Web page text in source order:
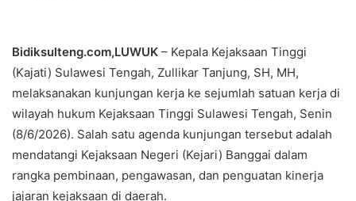
Bidiksulteng.com,LUWUK – Kepala Kejaksaan Tinggi
(Kajati) Sulawesi Tengah, Zullikar Tanjung, SH, MH,
melaksanakan kunjungan kerja ke sejumlah satuan kerja di
wilayah hukum Kejaksaan Tinggi Sulawesi Tengah, Senin
(8/6/2026). Salah satu agenda kunjungan tersebut adalah
mendatangi Kejaksaan Negeri (Kejari) Banggai dalam
rangka pembinaan, pengawasan, dan penguatan kinerja
jajaran kejaksaan di daerah.